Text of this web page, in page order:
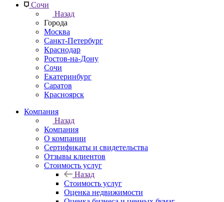
Сочи
Назад
Города
Москва
Санкт-Петербург
Краснодар
Ростов-на-Дону
Сочи
Екатеринбург
Саратов
Красноярск
Компания
Назад
Компания
О компании
Сертификаты и свидетельства
Отзывы клиентов
Стоимость услуг
Назад
Стоимость услуг
Оценка недвижимости